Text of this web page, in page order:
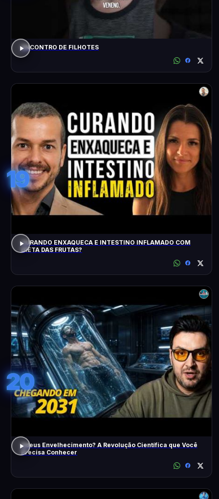
ENCONTRO DE FILHOTES
19
CURANDO ENXAQUECA E INTESTINO INFLAMADO COM
DIETA DAS FRUTAS?
20
Adeus Envelhecimento? A Revolução Científica que Você
Precisa Conhecer